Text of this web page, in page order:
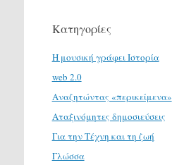
Κατηγορίες
H μουσική γράφει Ιστορία
web 2.0
Αναζητώντας «περικείμενα»
Αταξινόμητες δημοσιεύσεις
Για την Τέχνη και τη ζωή
Γλώσσα